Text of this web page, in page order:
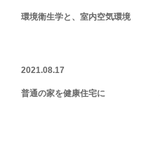
環境衛生学と、室内空気環境
2021.08.17
普通の家を健康住宅に